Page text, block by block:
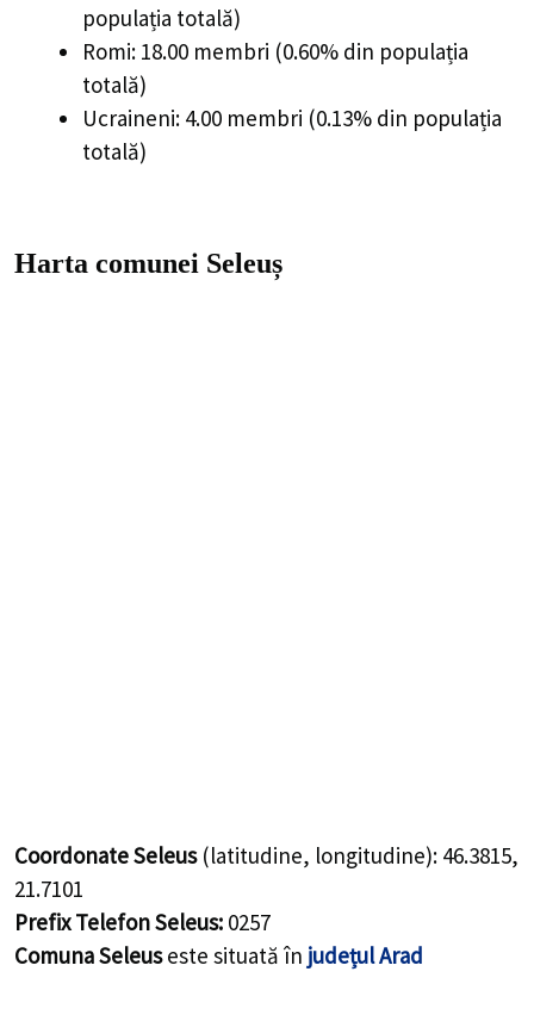
populația totală)
Romi: 18.00 membri (0.60% din populația
totală)
Ucraineni: 4.00 membri (0.13% din populația
totală)
Harta comunei Seleuș
Coordonate Seleus(latitudine, longitudine): 46.3815,
21.7101
Prefix Telefon Seleus: 0257
Comuna Seleuseste situată în județul Arad